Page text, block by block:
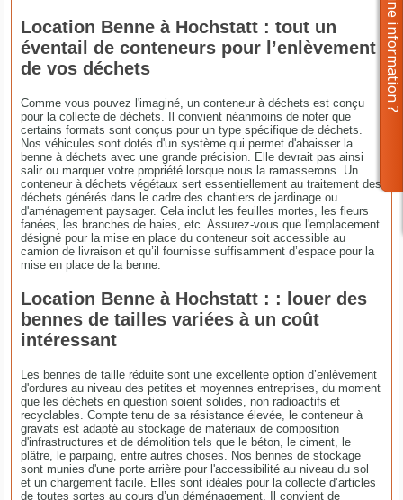
Location Benne à Hochstatt : tout un
éventail de conteneurs pour l’enlèvement
de vos déchets
Comme vous pouvez l'imaginé, un conteneur à déchets est conçu
pour la collecte de déchets. Il convient néanmoins de noter que
certains formats sont conçus pour un type spécifique de déchets.
Nos véhicules sont dotés d'un système qui permet d'abaisser la
benne à déchets avec une grande précision. Elle devrait pas ainsi
salir ou marquer votre propriété lorsque nous la ramasserons. Un
conteneur à déchets végétaux sert essentiellement au traitement des
déchets générés dans le cadre des chantiers de jardinage ou
d'aménagement paysager. Cela inclut les feuilles mortes, les fleurs
fanées, les branches de haies, etc. Assurez-vous que l'emplacement
désigné pour la mise en place du conteneur soit accessible au
camion de livraison et qu’il fournisse suffisamment d’espace pour la
mise en place de la benne.
Location Benne à Hochstatt : : louer des
bennes de tailles variées à un coût
intéressant
Les bennes de taille réduite sont une excellente option d’enlèvement
d'ordures au niveau des petites et moyennes entreprises, du moment
que les déchets en question soient solides, non radioactifs et
recyclables. Compte tenu de sa résistance élevée, le conteneur à
gravats est adapté au stockage de matériaux de composition
d'infrastructures et de démolition tels que le béton, le ciment, le
plâtre, le parpaing, entre autres choses. Nos bennes de stockage
sont munies d'une porte arrière pour l'accessibilité au niveau du sol
et un chargement facile. Elles sont idéales pour la collecte d’articles
de toutes sortes au cours d’un déménagement. Il convient de